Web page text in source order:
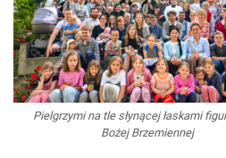
Pielgrzymi na tle słynącej łaskami
Bożej Brzemiennej